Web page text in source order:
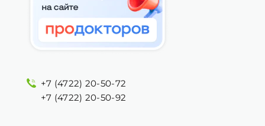
+7 (4722) 20-50-72
+7 (4722) 20-50-92